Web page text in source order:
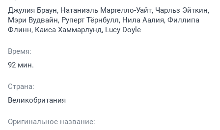
Джулия Браун, Натаниэль Мартелло-Уайт, Чарльз Эйткин,
Мэри Вудвайн, Руперт Тёрнбулл, Нила Аалия, Филлипа
Флинн, Каиса Хаммарлунд, Lucy Doyle
Время:
92 мин.
Страна:
Великобритания
Оригинальное название: